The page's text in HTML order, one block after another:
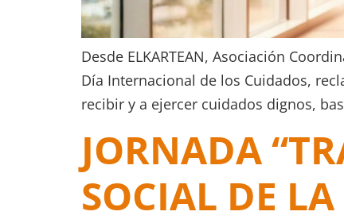
Desde ELKARTEAN, Asociación
Día Internacional de los Cuidados,
recibir y a ejercer cuidados dignos,
JORNADA
SOCIAL DE